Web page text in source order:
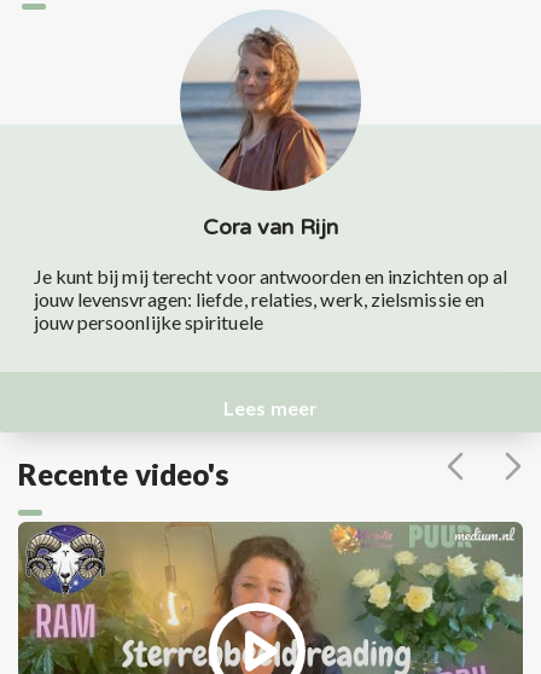
Cora van Rijn
Je kunt bij mij terecht voor antwoorden en inzichten op al
jouw levensvragen: liefde, relaties, werk, zielsmissie en
jouw persoonlijke spirituele
Lees meer
Recente video's